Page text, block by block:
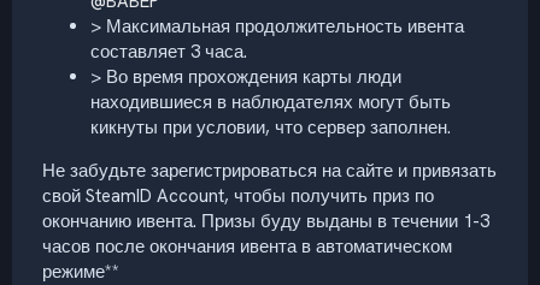
> Максимальная продолжительность ивента
составляет 3 часа.
> Во время прохождения карты люди
находившиеся в наблюдателях могут быть
кикнуты при условии, что сервер заполнен.
Не забудьте зарегистрироваться на сайте и привязать
свой SteamID Account, чтобы получить приз по
окончанию ивента. Призы буду выданы в течении 1-3
часов после окончания ивента в автоматическом
режиме**